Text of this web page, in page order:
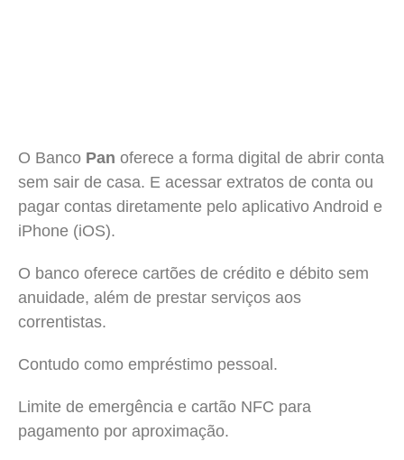
O Banco Pan oferece a forma digital de abrir conta
sem sair de casa. E acessar extratos de conta ou
pagar contas diretamente pelo aplicativo Android e
iPhone (iOS).
O banco oferece cartões de crédito e débito sem
anuidade, além de prestar serviços aos
correntistas.
Contudo como empréstimo pessoal.
Limite de emergência e cartão NFC para
pagamento por aproximação.